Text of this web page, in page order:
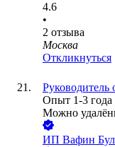
4.6
•
2 отзыва
Москва
Откликнуться
Руководитель
Опыт 1-3 года
Можно
ИП Вафин